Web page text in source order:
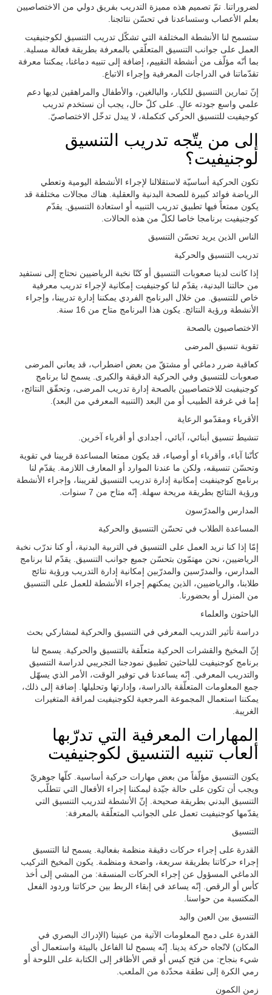
لضروراتنا. تمّ تصميم هذه مميزة التدريب بفريق دولي من الاختصاصيين
بعلم الأعصاب وستساعدنا في تحسّن نتائجنا.
ستسمح لنا الأنشطة المختلفة التي تشكّل تدريب التنسيق لكوجنيفيت
العمل على جوانب التنسيق المتعلّقي بالمعرفة بطريقة فعالة مسلية.
بما أنّه مؤلّف من أنشطة التقييم، إضافة إلى تنبيه دماغنا، يمكننا معرفة
تقدّماتنا في الدراجات المعرفية وإجراء الاتباع.
إنّ تمارين التنسيق للكبار، والبالغين، والأطفال والمراهقين لديها دعم
علمي واسع جودته عالٍ. على كلّ حال، يجب أن نستخدم تدريب
كوجيفيت للتنسيق الحركي كتكملة، لا يبدل تدخّل الاختصاصيّ.
إلى من يتّجه تدريب التنسيق
لوجنيفيت؟
تكون الحركية أساسيّة لاستقلالنا لإجراء الأنشطة اليومية وتعطي
الرياضة فوائد كبيرة للصحة البدنية والعقلية. هناك مجالات مختلفة قد
يكون ممتعاً فيها تطبيق تدريب التنبيه أو استعادة التنسيق. يقدّم
كوجنيفيت برنامجا خاصا لكلّ من هذه الحالات.
الناس الذين يريد تحسّن التنسيق
تدريب التنسيق والحركية
إذا كانت لدينا صعوبات التنسيق أو كنّا نخبة الرياضيين نحتاج إلى نستفيد
من حالتنا البدنية، يقدّم لنا كوجنيفيت إمكانية لإجراء تدريب معرفية
خاص للتنسيق. من خلال البرنامج الفردي يمكننا إدارة تدريبنا، وإجراء
الأنشطة ورؤية النتائج. يكون هذا البرنامج متاح من 16 سنة.
الاختصاصيون بالصحة
تقوية تنسيق المرضى
كعاقبة ضرر دماغي أو مشتقّ من بعض اضطراب، قد يعاني المرضى
صعوبات للتنسيق وفي الحركية الدقيقة والكبرى. يسمح لنا برنامج
كوجنيفيت للاختصاصيين بالصحة إدارة تدريب المرضى، وتحقّق النتائج،
إما في غرفة الطبيب أو من البعد (التنبيه المعرفي من البعد).
الأقرباء ومقدّمو الرعاية
تنشيط تنسيق أبنائي، آبائي، أجدادي أو أقرباء آخرين.
كأنّنا آباء، وأقرباء أو أوصياء، قد يكون ممتعا المساعدة قريبنا في تقوية
وتحسّن تنسيقه، ولكن ما عندنا الموارد أو المعارف اللازمة. يقدّم لنا
برنامج كوجينفيت إمكانية إدارة تدريب التنسيق لقريبنا، وإجراء الأنشطة
ورؤية النتائج بطريقة مريحة سهلة. إنّه متاح من 7 سنوات.
المدارس والمدرّسون
المساعدة الطلاب في تحسّن التنسيق والحركية
إمّا إذا كنا نريد العمل على التنسيق في التربية البدنية، أو كنا ندرّب نخبة
الرياضيين، نحن مهتمّون بتحسّن جميع جوانب التنسيق. يقدّم لنا برنامج
المدارس، والمدرّسين والمدرّبين إمكانية إدارة التدريب ورؤية نتائج
طلابنا، والرياضيين، الذين يمكنهم إجراء الأنشطة للعمل على التنسيق
من المنزل أو بحضورنا.
الباحثون والعلماء
دراسة تأثير التدريب المعرفي في التنسيق والحركية لمشاركي بحث
إنّ المخيخ والقشرات الحركية متعلّقة بالتنسيق والحركية. يسمح لنا
برنامج كوجنيفيت للباحثين تطبيق نمودجنا التجريبي لدراسة التنسيق
والتدريب المعرفي. إنّه يساعدنا في توفير الوقت، الأمر الذي يسهّل
جمع المعلومات المتعلّقة بالدراسة، وإدارتها وتحليلها. إضافة إلى ذلك،
يمكننا استعمال المجموعة المرجعية لكوجنيفيت لمراقة المتغيرات
الغريبة.
المهارات المعرفية التي تدرّبها
ألعاب تنبيه التنسيق لكوجنيفيت
يكون التنسيق مؤلّفاً من بعض مهارات حركية أساسية. كلّها جوهريّ
ويجب أن تكون على حالة جيّدة ليمكننا إجراء الأفعال التي تتطلّب
التنسيق البدني بطريقة صحيحة. إنّ الأنشطة لتدريب التنسيق التي
يقدّمها كوجنيفيت تعمل على الجوانب المتعلّقة بالمعرفة:
التنسيق
القدرة على إجراء حركات دقيقة منظمة بفعالية. يسمح لنا التنسيق
إجراء حركاتنا بطريقة سريعة، واضحة ومنظمة. يكون المخيخ التركيب
الدماغي المسؤول عن إجراء الحركات المنسقة: من المشي إلى أخذ
كأس أو الرقص. إنّه يساعد في إبقاء الربط بين حركاتنا وردود الفعل
المكتسبة من حواسنا.
التنسيق بين العين واليد
القدرة على دمج المعلومات الآتية من عينينا (الإدراك البصري في
المكان) لاتّجاه حركة يدينا. إنّه يسمح لنا الفاعل بالبيئة واستعمال أي
شيء بنجاح: من فتح كيس أو قص الأظافر إلى الكتابة على اللوحة أو
رمي الكرة إلى نطقة محدّدة من الملعب.
زمن الكمون